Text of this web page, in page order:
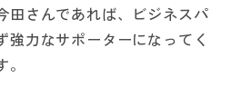
田さんであれば、ビジネスパ
強力なサポーターになってく